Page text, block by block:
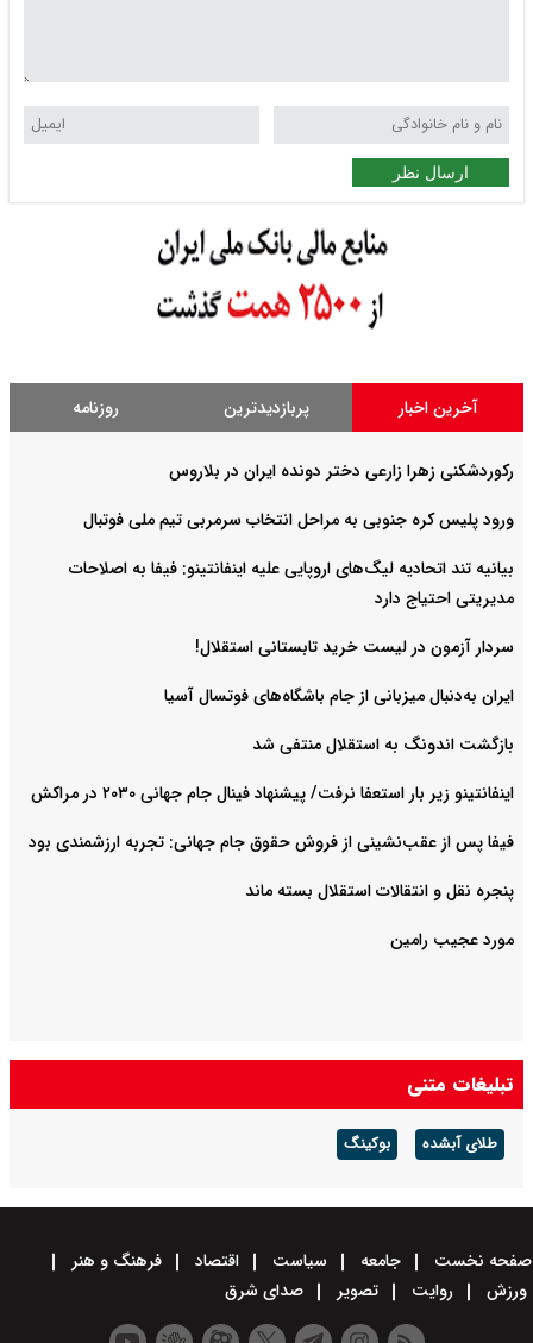
ارسال نظر
آخرین اخبار پربازدیدترین روزنامه
رکوردشکنی زهرا زارعی دختر دونده ایران در بلاروس
ورود پلیس کره جنوبی به مراحل انتخاب سرمربی تیم ملی فوتبال
بیانیه تند اتحادیه لیگ‌های اروپایی علیه اینفانتینو: فیفا به اصلاحات
مدیریتی احتیاج دارد
سردار آزمون در لیست خرید تابستانی استقلال!
ایران به‌دنبال میزبانی از جام باشگاه‌های فوتسال آسیا
بازگشت اندونگ به استقلال منتفی شد
اینفانتینو زیر بار استعفا نرفت/ پیشنهاد فینال جام جهانی ۲۰۳۰ در مراکش
فیفا پس از عقب‌نشینی از فروش حقوق جام جهانی: تجربه ارزشمندی بود
پنجره نقل و انتقالات استقلال بسته ماند
مورد عجیب رامین
تبلیغات متنی
طلای آبشده بوکینگ
صفحه نخست جامعه سیاست اقتصاد
فرهنگ و هنر
ورزش
روایت تصویر صدای شرق